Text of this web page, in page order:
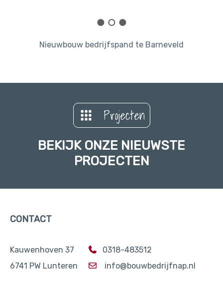
Nieuwbouw bedrijfspand te Barneveld
Projecten
BEKIJK ONZE NIEUWSTE
PROJECTEN
CONTACT
Kauwenhoven 37
6741 PW Lunteren
0318-483512
info@bouwbedrijfnap.nl